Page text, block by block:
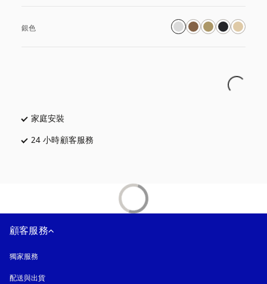
銀色
家庭安裝
24 小時顧客服務
顧客服務
獨家服務
配送與出貨